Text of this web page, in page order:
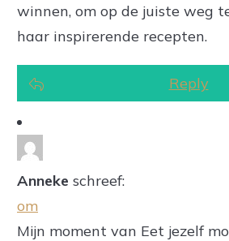
winnen, om op de juiste weg
haar inspirerende recepten.
Reply
Anneke schreef:
om
Mijn moment van Eet jezelf